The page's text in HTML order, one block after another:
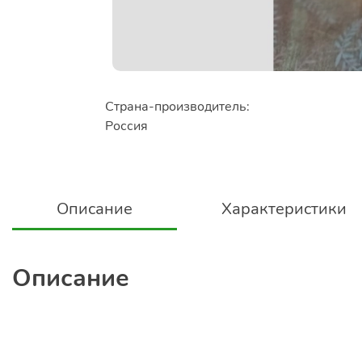
Страна-производитель:
Россия
Описание Характеристики
Описание